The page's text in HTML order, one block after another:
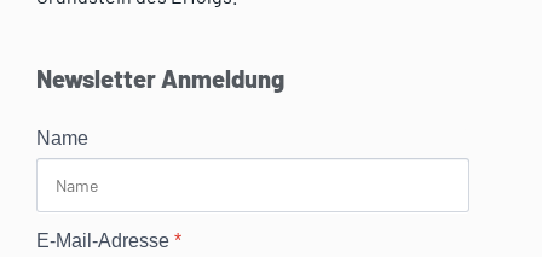
Newsletter Anmeldung
Name
E-Mail-Adresse *